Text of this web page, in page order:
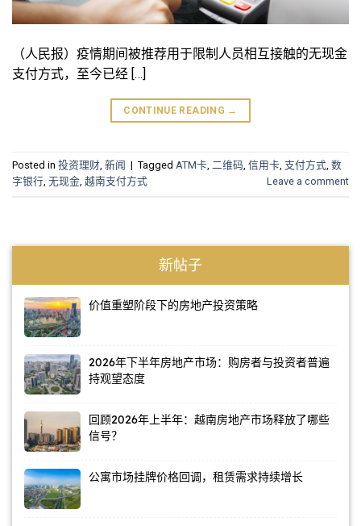
（人民报）疫情期间被推荐用于限制人员相互接触的无现金
支付方式，至今已经 […]
CONTINUE READING →
Posted in 投资理财, 新闻 | Tagged ATM卡, 二维码, 信用卡, 支付方式, 数
字银行, 无现金, 越南支付方式 Leave a comment
新帖子
价值重塑阶段下的房地产投资策略
2026年下半年房地产市场：购房者与投资者普遍
持观望态度
回顾2026年上半年：越南房地产市场释放了哪些
信号？
公寓市场挂牌价格回调，租赁需求持续增长